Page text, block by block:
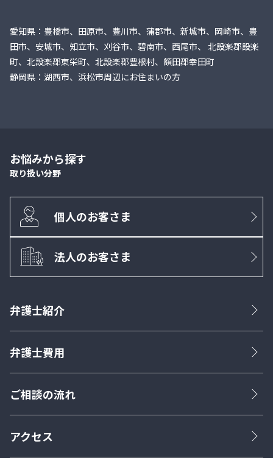
愛知県：豊橋市、田原市、豊川市、蒲郡市、新城市、岡崎市、豊
田市、安城市、知立市、刈谷市、碧南市、西尾市、 北設楽郡設楽
町、北設楽郡東栄町、北設楽郡豊根村、額田郡幸田町
静岡県：湖西市、浜松市周辺にお住まいの方
お悩みから探す
取り扱い分野
個人のお客さま
法人のお客さま
弁護士紹介
弁護士費用
ご相談の流れ
アクセス